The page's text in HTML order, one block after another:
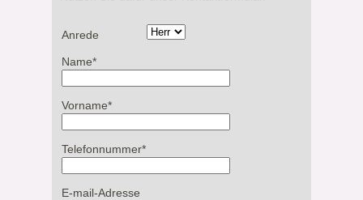
Anrede
Name*
Vorname*
Telefonnummer*
E-mail-Adresse